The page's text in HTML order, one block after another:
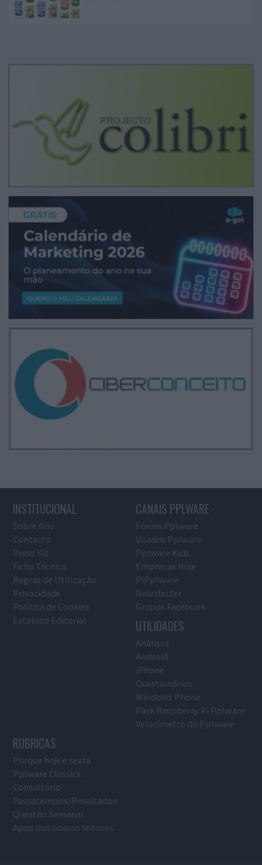
INSTITUCIONAL
Sobre Nós
Contacto
Press Kit
Ficha Técnica
Regras de Utilização
Privacidade
Política de Cookies
Estatuto Editorial
CANAIS PPLWARE
Fórum Pplware
Usados Pplware
Pplware Kids
Empresas Hoje
PiPplware
Newsletter
Grupos Facebook
UTILIDADES
Análises
Android
iPhone
Questionários
Windows Phone
Pack Raspberry Pi Pplware
Velocímetro do Pplware
RUBRICAS
Porque hoje é sexta
Pplware Classics…
Consultório
Passatempos/Resultados
Questão Semanal
Apps dos nossos leitores